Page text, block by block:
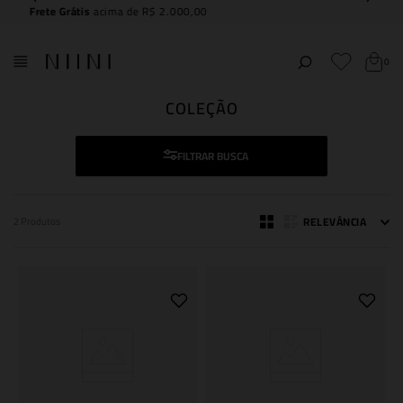
Compre e
0
COLEÇÃO
FILTRAR
RELEVÂNCIA